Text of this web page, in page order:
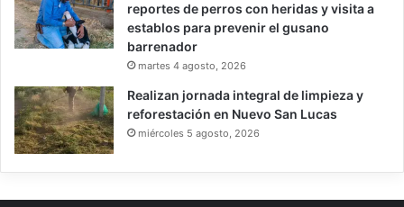
reportes de perros con heridas y visita a
establos para prevenir el gusano
barrenador
martes 4 agosto, 2026
Realizan jornada integral de limpieza y
reforestación en Nuevo San Lucas
miércoles 5 agosto, 2026